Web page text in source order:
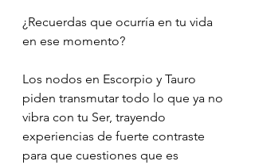
¿Recuerdas que ocurría en tu vida
en ese momento?
Los nodos en Escorpio y Tauro
piden transmutar todo lo que ya no
vibra con tu Ser, trayendo
experiencias de fuerte contraste
para que cuestiones que es